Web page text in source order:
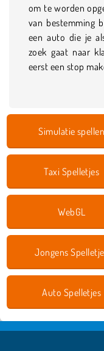
om te worden
van bestemming
een auto die je
zoek gaat naar
eerst een stop
Simulatie spellen
Taxi Spelletjes
WebGL
Jongens
Auto Spelletjes